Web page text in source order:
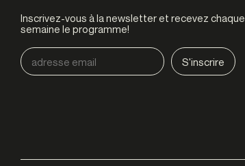
Inscrivez-vous à la newsletter et recevez chaque
semaine le programme!